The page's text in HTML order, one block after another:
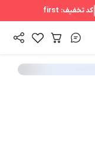
کد تخفیف: first